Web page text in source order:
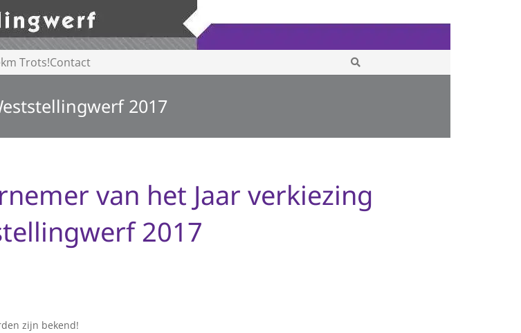
Trots!Contact
2017
van het Jaar verkiezing
2017
zijn bekend!